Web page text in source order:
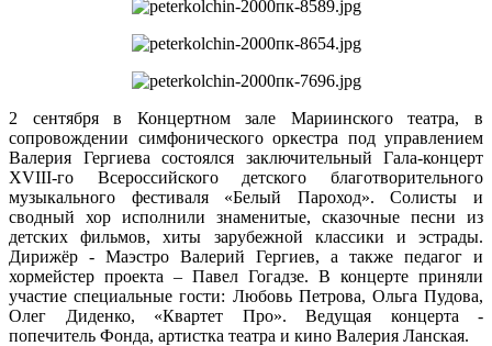
2 сентября в Концертном зале Мариинского театра, в
сопровождении симфонического оркестра под управлением
Валерия Гергиева состоялся заключительный Гала-концерт
XVIII-го Всероссийского детского благотворительного
музыкального фестиваля «Белый Пароход». Солисты и
сводный хор исполнили знаменитые, сказочные песни из
детских фильмов, хиты зарубежной классики и эстрады.
Дирижёр - Маэстро Валерий Гергиев, а также педагог и
хормейстер проекта – Павел Гогадзе. В концерте приняли
участие специальные гости: Любовь Петрова, Ольга Пудова,
Олег Диденко, «Квартет Про». Ведущая концерта -
попечитель Фонда, артистка театра и кино Валерия Ланская.